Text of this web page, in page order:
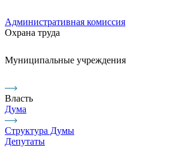
Административная комиссия
Охрана труда
Муниципальные учреждения
Власть
Дума
Структура Думы
Депутаты